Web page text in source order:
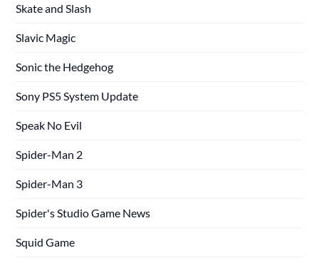
Skate and Slash
Slavic Magic
Sonic the Hedgehog
Sony PS5 System Update
Speak No Evil
Spider-Man 2
Spider-Man 3
Spider's Studio Game News
Squid Game